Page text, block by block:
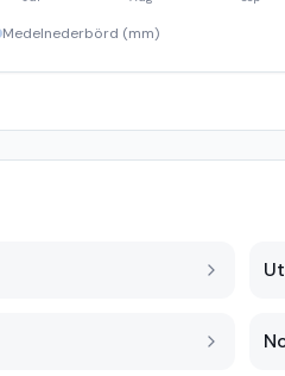
Medelnederbörd (mm)